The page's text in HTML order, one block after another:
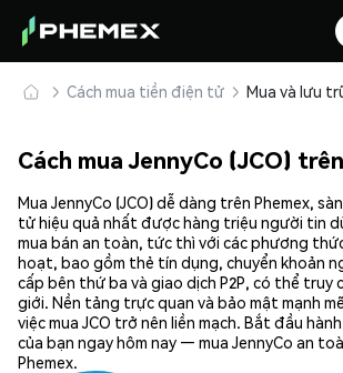
Cách mua tiền điện tử
Cách mua JennyCo (JCO)
Mua JennyCo (JCO) dễ dàng trên Phemex,
tử hiệu quả nhất được hàng triệu người tin
mua bán an toàn, tức thì với các phương
hoạt, bao gồm thẻ tín dụng, chuyển khoản
cấp bên thứ ba và giao dịch P2P, có thể
giới. Nền tảng trực quan và bảo mật mạnh
việc mua JCO trở nên liền mạch. Bắt đầu
của bạn ngay hôm nay — mua JennyCo an
Phemex.